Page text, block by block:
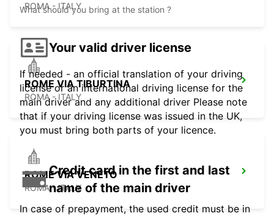
ROMA - ITALY
ROME VIA TIBURTINA
ROMA - ITALY
ROME VIA VENETO
ROMA - ITALY
What should you bring at the station ?
Your valid driver license
If needed - an official translation of your driving
license or an international driving license for the
main driver and any additional driver Please note
that if your driving license was issued in the UK,
you must bring both parts of your licence.
Credit card in the first and last
name of the main driver
In case of prepayment, the used credit must be in